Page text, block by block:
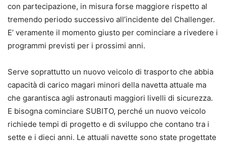
con partecipazione, in misura forse maggiore rispetto al
tremendo periodo successivo all’incidente del Challenger.
E’ veramente il momento giusto per cominciare a rivedere i
programmi previsti per i prossimi anni.
Serve soprattutto un nuovo veicolo di trasporto che abbia
capacità di carico magari minori della navetta attuale ma
che garantisca agli astronauti maggiori livelli di sicurezza.
E bisogna cominciare SUBITO, perché un nuovo veicolo
richiede tempi di progetto e di sviluppo che contano tra i
sette e i dieci anni. Le attuali navette sono state progettate